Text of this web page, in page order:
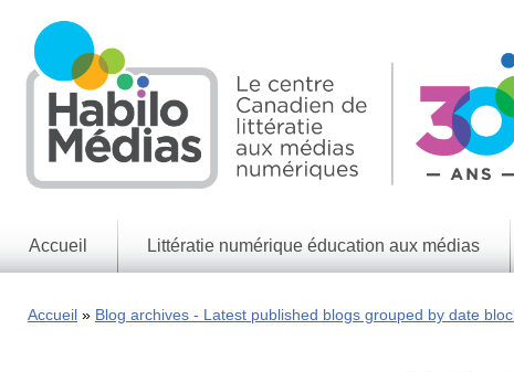
main
content
Accueil Littératie numérique éducation aux médias
générales
Accueil Blog archives - Latest published blogs grouped by date